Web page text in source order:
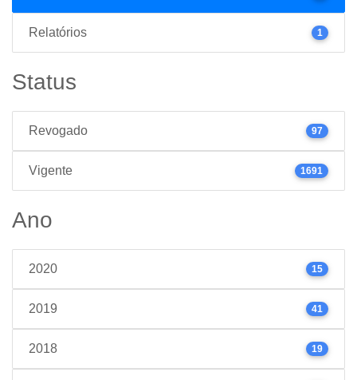
Relatórios 1
Status
Revogado 97
Vigente 1691
Ano
2020 15
2019 41
2018 19